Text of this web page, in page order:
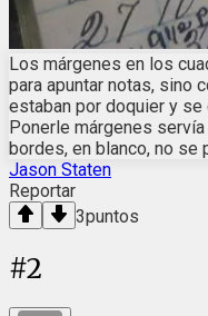
Los márgenes en los
para apuntar notas, sino
estaban por doquier y
Ponerle márgenes
bordes, en blanco, no se
Jason Staten
Reportar
3puntos
#2